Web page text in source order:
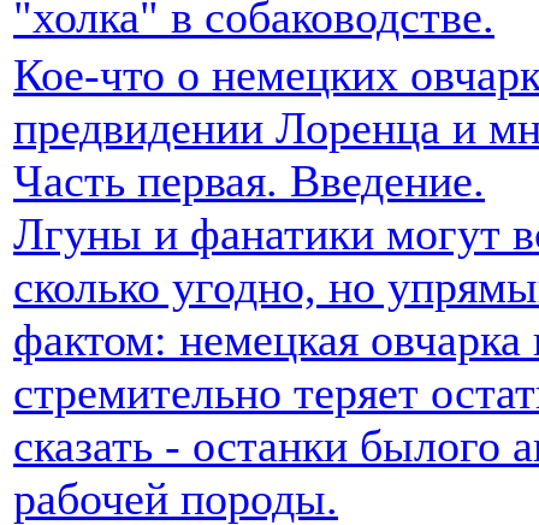
"холка" в собаководстве.
Кое-что о немецких
предвидении Лоренца и
Часть первая. Введение.
Лгуны и фанатики могут
сколько угодно, но
фактом: немецкая овчарка
стремительно теряет
сказать - останки былого
рабочей породы.